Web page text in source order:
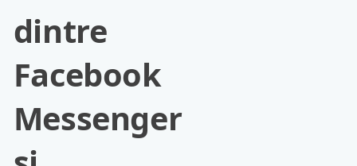
dintre
Facebook
Messenger